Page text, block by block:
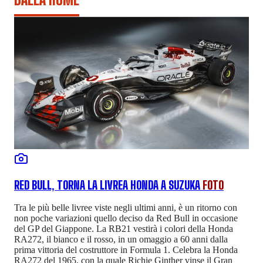
RED BULL, TORNA LA LIVREA HONDA A SUZUKA FOTO
Tra le più belle livree viste negli ultimi anni, è un ritorno con
non poche variazioni quello deciso da Red Bull in occasione
del GP del Giappone. La RB21 vestirà i colori della Honda
RA272, il bianco e il rosso, in un omaggio a 60 anni dalla
prima vittoria del costruttore in Formula 1. Celebra la Honda
RA272 del 1965, con la quale Richie Ginther vinse il Gran